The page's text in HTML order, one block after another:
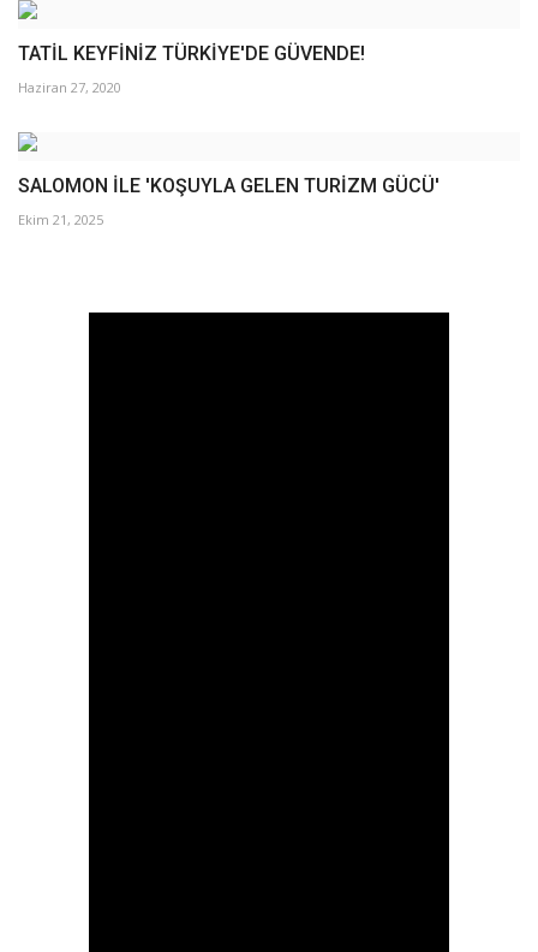
TATİL KEYFİNİZ TÜRKİYE'DE GÜVENDE!
Haziran 27, 2020
SALOMON İLE 'KOŞUYLA GELEN TURİZM GÜCÜ'
Ekim 21, 2025